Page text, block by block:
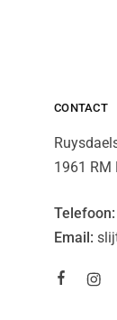
CONTACT
1961 RM
Telefoon:
Email: